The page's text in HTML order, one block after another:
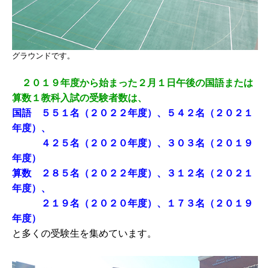
グラウンドです。
２０１９年度から始まった２月１日午後の国語または
算数１教科入試の受験者数は、
国語 ５５１名（２０２２年度）、５４２名（２０２１
年度）、
４２５名（２０２０年度）、３０３名（２０１９
年度）
算数 ２８５名（２０２２年度）、３１２名（２０２１
年度）、
２１９名（２０２０年度）、１７３名（２０１９
年度）
と多くの受験生を集めています。